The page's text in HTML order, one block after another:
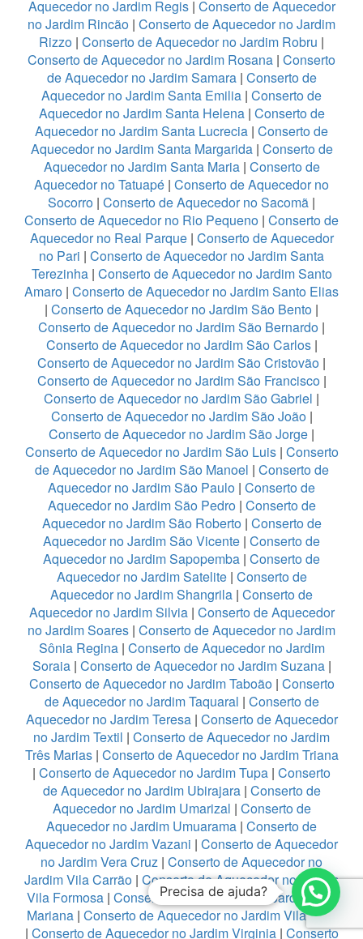
Aquecedor no Jardim Regis| Conserto de Aquecedor
no Jardim Rincão | Conserto de Aquecedor no Jardim
Rizzo | Conserto de Aquecedor no Jardim Robru |
Conserto de Aquecedor no Jardim Rosana | Conserto
de Aquecedor no Jardim Samara| Conserto de
Aquecedor no Jardim Santa Emilia | Conserto de
Aquecedor no Jardim Santa Helena| Conserto de
Aquecedor no Jardim Santa Lucrecia | Conserto de
Aquecedor no Jardim Santa Margarida| Conserto de
Aquecedor no Jardim Santa Maria| Conserto de
Aquecedor no Tatuapé | Conserto de Aquecedor no
Socorro | Conserto de Aquecedor no Sacomã |
Conserto de Aquecedor no Rio Pequeno | Conserto de
Aquecedor no Real Parque| Conserto de Aquecedor
no Pari | Conserto de Aquecedor no Jardim Santa
Terezinha| Conserto de Aquecedor no Jardim Santo
Amaro | Conserto de Aquecedor no Jardim Santo Elias
| Conserto de Aquecedor no Jardim São Bento |
Conserto de Aquecedor no Jardim São Bernardo |
Conserto de Aquecedor no Jardim São Carlos|
Conserto de Aquecedor no Jardim São Cristovão |
Conserto de Aquecedor no Jardim São Francisco|
Conserto de Aquecedor no Jardim São Gabriel |
Conserto de Aquecedor no Jardim São João|
Conserto de Aquecedor no Jardim São Jorge |
Conserto de Aquecedor no Jardim São Luis| Conserto
de Aquecedor no Jardim São Manoel | Conserto de
Aquecedor no Jardim São Paulo | Conserto de
Aquecedor no Jardim São Pedro| Conserto de
Aquecedor no Jardim São Roberto| Conserto de
Aquecedor no Jardim São Vicente | Conserto de
Aquecedor no Jardim Sapopemba | Conserto de
Aquecedor no Jardim Satelite| Conserto de
Aquecedor no Jardim Shangrila | Conserto de
Aquecedor no Jardim Silvia| Conserto de Aquecedor
no Jardim Soares | Conserto de Aquecedor no Jardim
Sônia Regina| Conserto de Aquecedor no Jardim
Soraia| Conserto de Aquecedor no Jardim Suzana|
Conserto de Aquecedor no Jardim Taboão| Conserto
de Aquecedor no Jardim Taquaral | Conserto de
Aquecedor no Jardim Teresa| Conserto de Aquecedor
no Jardim Textil | Conserto de Aquecedor no Jardim
Três Marias| Conserto de Aquecedor no Jardim Triana
| Conserto de Aquecedor no Jardim Tupa | Conserto
de Aquecedor no Jardim Ubirajara| Conserto de
Aquecedor no Jardim Umarizal | Conserto de
Aquecedor no Jardim Umuarama | Conserto de
Aquecedor no Jardim Vazani | Conserto de Aquecedor
no Jardim Vera Cruz | Conserto de Aquecedor no
Jardim Vila Carrão | Conserto de Aquecedor no Jardim
Vila Formosa | Conserto de Aquecedor no Jardim Vila
Mariana | Conserto de Aquecedor no Jardim Vila Rica
| Conserto de Aquecedor no Jardim Virginia| Conserto
Precisa de ajuda?